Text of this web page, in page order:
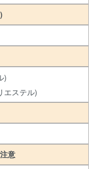
)
エステル)
意